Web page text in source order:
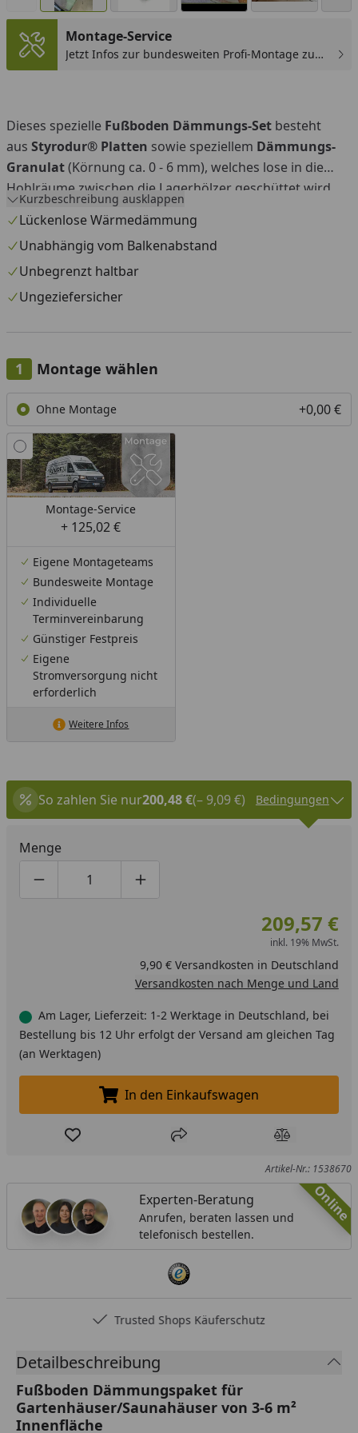
Montage-Service
Jetzt Infos zur bundesweiten Profi-Montage zum
Dieses spezielle Fußboden Dämmungs-Set besteht
aus Styrodur® Platten sowie speziellem Dämmungs-
Granulat(Körnung ca. 0 - 6 mm), welches lose in die
Hohlräume zwischen die Lagerhölzer geschüttet wird.
Die Styrodurplatten dienen als verrottungsfeste
Unterlage sowie zur zusätzlichen Dämmung. Beim
Einsatz unserer Gartenhaus/Saunahaus
Dämmungspakete können Sie mit diesen
Blendendie offenen Stellen (
Stelle bleibt (Montageanleitung Fußboden
Dämmungspaket
Verwendung des Dämmungspaket am Beispiel eines
Weka Gartenhauses gezeigt.
Kurzbeschreibung ausklappen
Lückenlose Wärmedämmung
Unabhängig vom Balkenabstand
Unbegrenzt haltbar
Ungeziefersicher
Montage wählen
Ohne Montage +0,00 €
Montage-Service
+ 125,02 €
Eigene Montageteams
Bundesweite Montage
Individuelle
Terminvereinbarung
Günstiger Festpreis
Eigene
Stromversorgung nicht
erforderlich
Weitere Infos
So zahlen Sie nur200,48 €(– 9,09 €) Bedingungen
Menge
Produktmenge um eins verringern
Produktmenge manuell eingeben
Produktmenge um eins erhöhen
209,57 €
inkl. 19% MwSt.
9,90 € Versandkosten in Deutschland
Versandkosten nach Menge und Land
Am Lager, Lieferzeit: 1-2 Werktage in Deutschland, bei
Bestellung bis 12 Uhr erfolgt der Versand am gleichen Tag
(an Werktagen)
In den Einkaufswagen legen
In den Einkaufswagen
Produkt zur Wunschliste hinzufügen
Teilen Produkt
Artikel-Nr.: 1538670
Online
Experten-Beratung
Anrufen, beraten lassen und
telefonisch bestellen.
Trusted Shops Käuferschutz
Detailbeschreibung
Fußboden Dämmungspaket für
Gartenhäuser/Saunahäuser von 3-6 m²
Innenfläche